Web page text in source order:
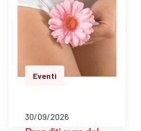
tema della
manipolazione nelle
relazioni famil…
Eventi
30/09/2026